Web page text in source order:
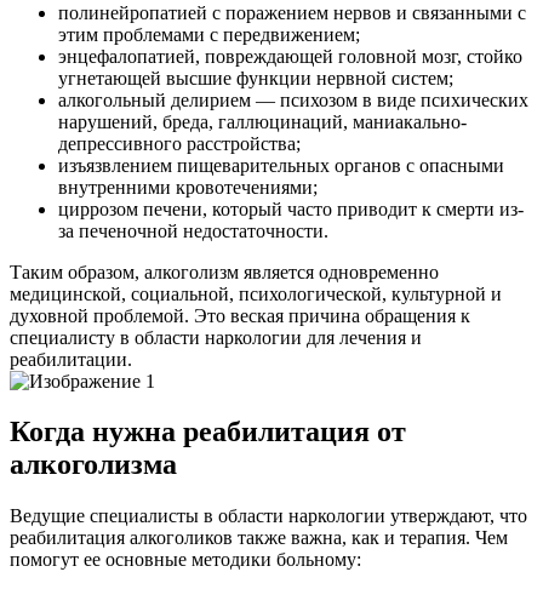
полинейропатией с поражением нервов и связанными с
этим проблемами с передвижением;
энцефалопатией, повреждающей головной мозг, стойко
угнетающей высшие функции нервной систем;
алкогольный делирием — психозом в виде психических
нарушений, бреда, галлюцинаций, маниакально-
депрессивного расстройства;
изъязвлением пищеварительных органов с опасными
внутренними кровотечениями;
циррозом печени, который часто приводит к смерти из-
за печеночной недостаточности.
Таким образом, алкоголизм является одновременно
медицинской, социальной, психологической, культурной и
духовной проблемой. Это веская причина обращения к
специалисту в области наркологии для лечения и
реабилитации.
Когда нужна реабилитация от
алкоголизма
Ведущие специалисты в области наркологии утверждают, что
реабилитация алкоголиков также важна, как и терапия. Чем
помогут ее основные методики больному: